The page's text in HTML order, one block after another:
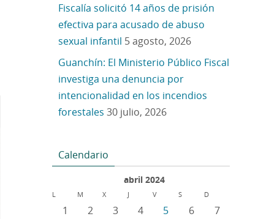
Fiscalía solicitó 14 años de prisión
efectiva para acusado de abuso
sexual infantil 5 agosto, 2026
Guanchín: El Ministerio Público Fiscal
investiga una denuncia por
intencionalidad en los incendios
forestales 30 julio, 2026
Calendario
abril 2024
L M X J V S D
1 2 3 4 5 6
7